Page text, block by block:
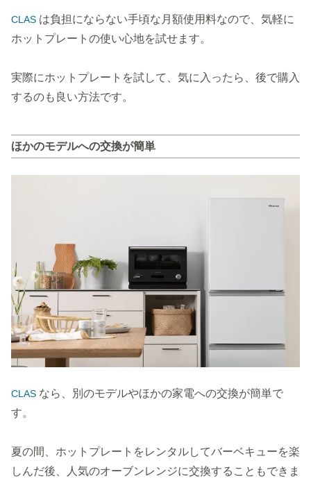
CLAS は負担にならない手頃な月額使用料なので、気軽に
ホットプレートの使い心地を試せます。
実際にホットプレートを試して、気に入ったら、後で購入
するのも良い方法です。
ほかのモデルへの交換が簡単
CLAS なら、別のモデルやほかの家電への交換が簡単で
す。
夏の間、ホットプレートをレンタルしてバーベキューを楽
しんだ後、人気のオーブンレンジに交換することもできま